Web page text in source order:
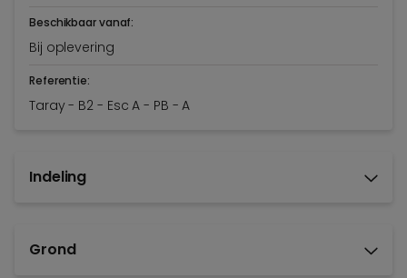
Beschikbaar vanaf:
Bij oplevering
Referentie:
Taray - B2 - Esc A - PB - A
Indeling
Grond